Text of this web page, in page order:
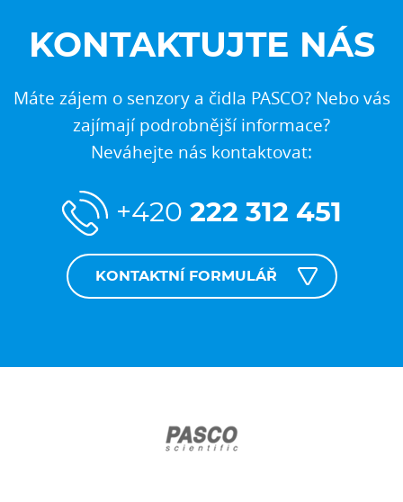
KONTAKTUJTE NÁS
Máte zájem o senzory a čidla PASCO? Nebo vás
zajímají podrobnější informace?
Neváhejte nás kontaktovat:
+420 222 312 451
KONTAKTNÍ FORMULÁŘ